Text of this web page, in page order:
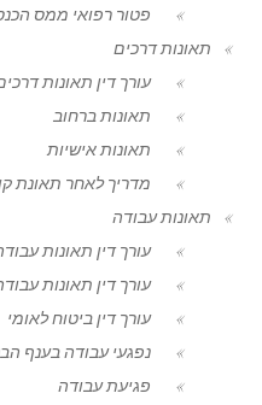
פטור רפואי ממס
תאונות דרכים
עורך דין תאונות
תאונות ברחוב
תאונות אישיות
מדריך לאחר תאונת
תאונות עבודה
עורך דין תאונות
עורך דין תאונות
עורך דין ביטוח לאומי
נפגעי עבודה בענף
פגיעת עבודה